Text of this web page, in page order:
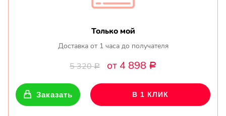
Только мой
Доставка от 1 часа до получателя
5 320Р от 4 898 Р
Заказать В 1 КЛИК